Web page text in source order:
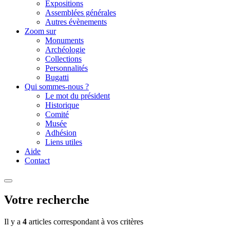
Expositions
Assemblées générales
Autres évènements
Zoom sur
Monuments
Archéologie
Collections
Personnalités
Bugatti
Qui sommes-nous ?
Le mot du président
Historique
Comité
Musée
Adhésion
Liens utiles
Aide
Contact
Votre recherche
Il y a 4 articles correspondant à vos critères